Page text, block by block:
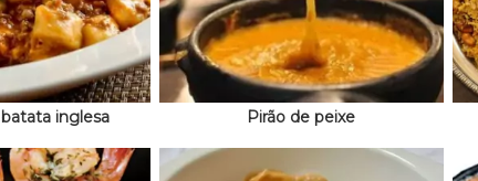
inglesa Pirão de peixe